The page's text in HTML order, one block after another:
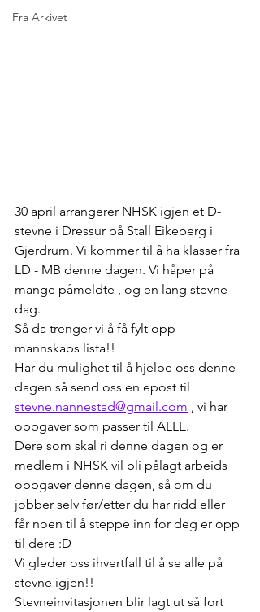
Fra Arkivet
30 april arrangerer NHSK igjen et D-
stevne i Dressur på Stall Eikeberg i
Gjerdrum. Vi kommer til å ha klasser fra
LD - MB denne dagen. Vi håper på
mange påmeldte , og en lang stevne
dag.
Så da trenger vi å få fylt opp
mannskaps lista!!
Har du mulighet til å hjelpe oss denne
dagen så send oss en epost til
stevne.nannestad@gmail.com , vi har
oppgaver som passer til ALLE.
Dere som skal ri denne dagen og er
medlem i NHSK vil bli pålagt arbeids
oppgaver denne dagen, så om du
jobber selv før/etter du har ridd eller
får noen til å steppe inn for deg er opp
til dere :D
Vi gleder oss ihvertfall til å se alle på
stevne igjen!!
Stevneinvitasjonen blir lagt ut så fort